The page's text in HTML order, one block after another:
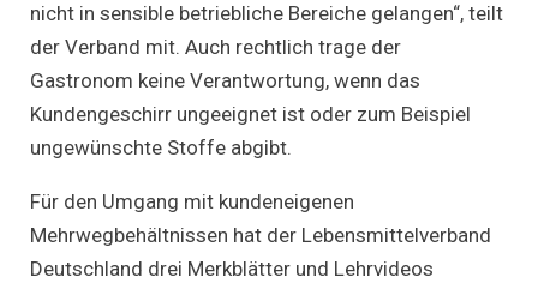
nicht in sensible betriebliche Bereiche gelangen“, teilt
der Verband mit. Auch rechtlich trage der
Gastronom keine Verantwortung, wenn das
Kundengeschirr ungeeignet ist oder zum Beispiel
ungewünschte Stoffe abgibt.
Für den Umgang mit kundeneigenen
Mehrwegbehältnissen hat der Lebensmittelverband
Deutschland drei Merkblätter und Lehrvideos